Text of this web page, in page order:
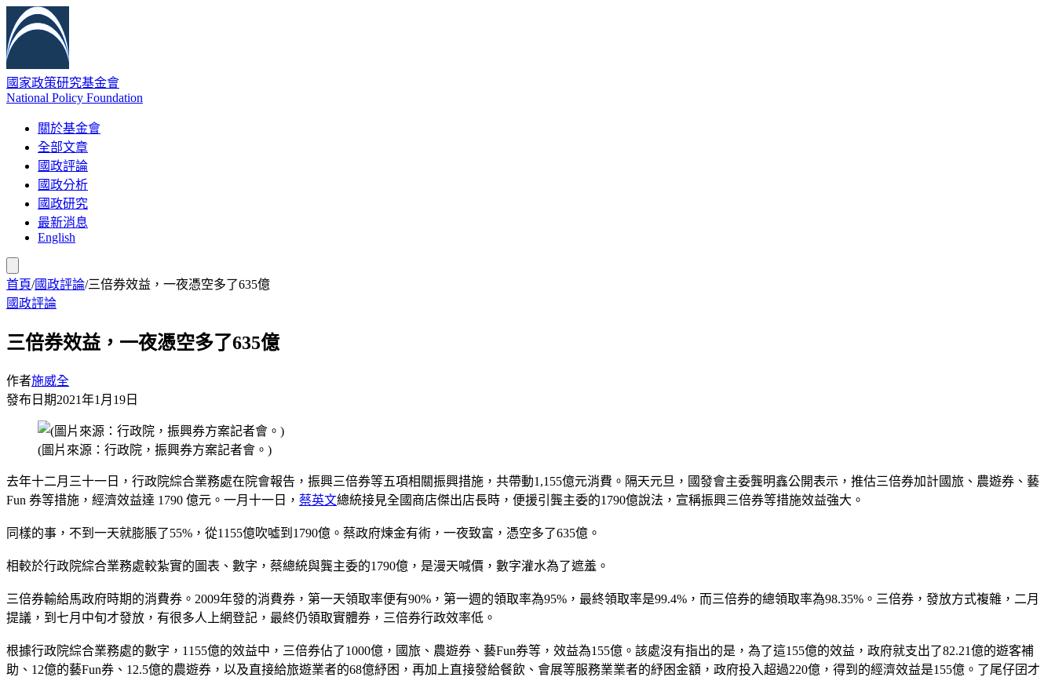
國家政策研究基金會
National Policy Foundation
關於基金會
全部文章
國政評論
國政分析
國政研究
最新消息
English
首頁/國政評論/三倍券效益，一夜憑空多了635億
國政評論
三倍券效益，一夜憑空多了635億
作者施威全
發布日期2021年1月19日
(圖片來源：行政院，振興券方案記者會。)
去年十二月三十一日，行政院綜合業務處在院會報告，振興三倍券等五項相關振興措施，共帶動1,155億元消費。隔天元旦，國發會主委龔明鑫公開表示，推估三倍券加計國旅、農遊券、藝
Fun 券等措施，經濟效益達 1790 億元。一月十一日， 蔡英文總統接見全國商店傑出店長時，便援引龔主委的1790億說法，宣稱振興三倍券等措施效益強大。
同樣的事，不到一天就膨脹了55%，從1155億吹噓到1790億。蔡政府煉金有術，一夜致富，憑空多了635億。
相較於行政院綜合業務處較紮實的圖表、數字，蔡總統與龔主委的1790億，是漫天喊價，數字灌水為了遮羞。
三倍券輸給馬政府時期的消費券。2009年發的消費券，第一天領取率便有90%，第一週的領取率為95%，最終領取率是99.4%，而三倍券的總領取率為98.35%。三倍券，發放方式複雜，二月
提議，到七月中旬才發放，有很多人上網登記，最終仍領取實體券，三倍券行政效率低。
根據行政院綜合業務處的數字，1155億的效益中，三倍券佔了1000億，國旅、農遊券、藝Fun券等，效益為155億。該處沒有指出的是，為了這155億的效益，政府就支出了82.21億的遊客補
助、12億的藝Fun券、12.5億的農遊券，以及直接給旅遊業者的68億紓困，再加上直接發給餐飲、會展等服務業業者的紓困金額，政府投入超過220億，得到的經濟效益是155億。了尾仔囝才